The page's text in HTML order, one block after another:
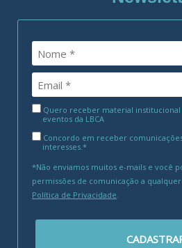
Quero receber material institucional
eventos da LBCA
Concordo em receber
interesses.*
*Não enviamos muitos e-mails e você
permissões de comunicação a
Política de Privacidade